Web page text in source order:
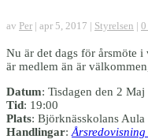
av Per | apr 5, 2017 | Styrelsen | 0
Nu är det dags för årsmöte
är medlem än är
Datum: Tisdagen den 2 Maj
Tid: 19:00
Plats: Björknässkolans Aula
Handlingar: